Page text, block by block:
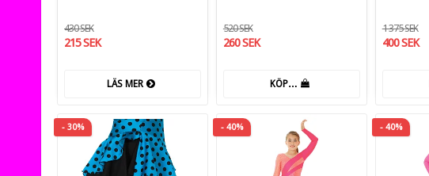
430 SEK
215 SEK
LÄS MER
520 SEK
260 SEK
KÖP…
1 375 SEK
400 SEK
- 30% - 40% - 40%